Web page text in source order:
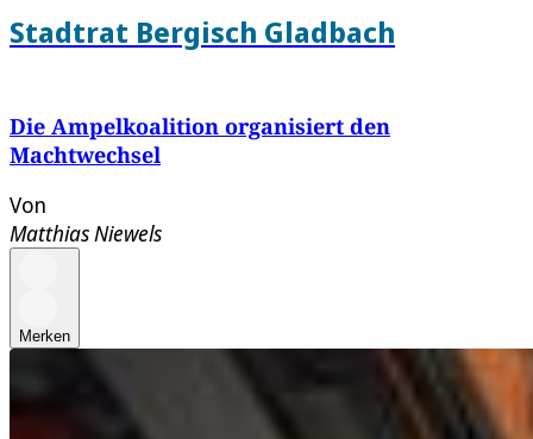
Stadtrat Bergisch Gladbach
Die Ampelkoalition organisiert den
Machtwechsel
Von
Matthias Niewels
Merken